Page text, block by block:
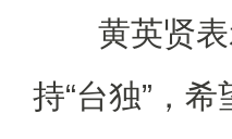
黄英贤表
持“台独”，